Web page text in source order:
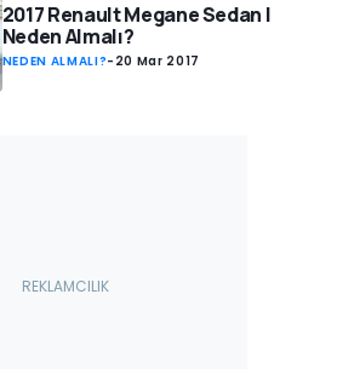
2017 Renault Megane Sedan |
Neden Almalı?
NEDEN ALMALI?- 20 Mar 2017